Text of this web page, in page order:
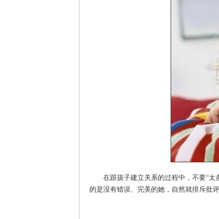
在跟孩子建立关系的过程中，不要“太
的是没有错误、完美的她，自然就排斥批